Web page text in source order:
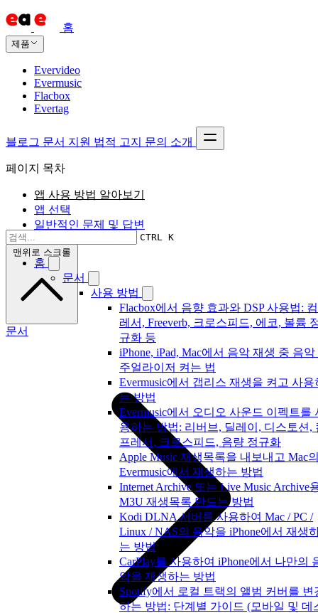
홈
제품
Evervideo
Evermusic
Flacbox
Evertag
블로그 문서 지원 법적 고지 문의 소개
CTRL K
홈
문서
사용 방법
Flacbox에서 음향 효과와 DSP 사용법:
레서, Freeverb, 크로스피드, 에코, 볼륨
규화 등
iPhone, iPad, Mac에서 음악 재생 중 음악
주얼라이저 켜는 법
Evermusic에서 갭리스 재생을 켜고 사용
는 방법
Evermusic에서 오디오 사운드 이펙트를
용하는 방법: 리버브, 딜레이, 디스토션,
프레서, 크로스피드, 음량 정규화
Apple Music 재생목록을 내보내고 Mac
Evermusic에서 재생하는 방법
Internet Archive 또는 Live Music Archive
M3U 재생목록 만드는 방법
Kodi DLNA 서버를 사용하여 Mac / PC /
Linux / NAS의 음악을 iPhone에서 재생
는 방법
CarPlay를 사용하여 iPhone에서 나만의
악을 재생하는 방법
Spotify에서 로컬 트랙의 앨범 커버를 변
하는 방법: 단계별 가이드 (모바일 및 데
페이지 목차
앱 사용 방법 알아보기
앱 선택
일반적인 문제 및 답변
맨위로 스크롤
문서